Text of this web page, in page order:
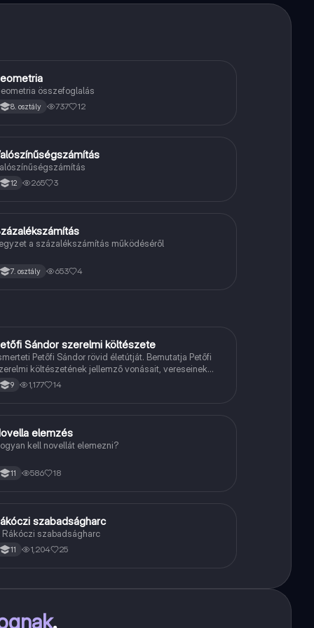
Matek
összefoglalás
8. osztály 737 12
Matek
12 265 3
Matek
a százalékszámítás működéséről
7. osztály 653 4
MagyarSándor szerelmi költészete
Petőfi Sándor rövid életútját. Bemutatja Petőfi
költészetének jellemző vonásait, vereseinek
ihletőit és külön kitér a hitvesi költészetére.
9 1,177 14
Magyarelemzés
kell novellát elemezni?
11 586 18
Töri szabadságharc
Rákóczi szabadságharc
11 1,204 25
.